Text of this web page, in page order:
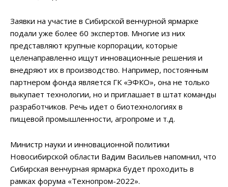
Заявки на участие в Сибирской венчурной ярмарке
подали уже более 60 экспертов. Многие из них
представляют крупные корпорации, которые
целенаправленно ищут инновационные решения и
внедряют их в производство. Например, постоянным
партнером фонда является ГК «ЭФКО», она не только
выкупает технологии, но и приглашает в штат команды
разработчиков. Речь идет о биотехнологиях в
пищевой промышленности, агропроме и т.д.
Министр науки и инновационной политики
Новосибирской области Вадим Васильев напомнил, что
Сибирская венчурная ярмарка будет проходить в
рамках форума «Технопром-2022».